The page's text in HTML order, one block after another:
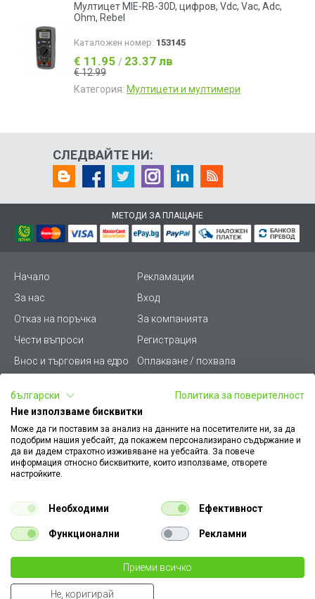
€ 21.99
43.01 лв
Мултицет MIE-RB-30D, цифров, Vdc, Vac, Adc,
Ohm, Rebel
Каталожен номер: 153145
€ 11.95 / 23.37 лв
€ 12.99
Категория: Мултицети и мултимери
СЛЕДВАЙТЕ НИ:
МЕТОДИ ЗА ПЛАЩАНЕ
Начало
Рекламации
За нас
Вход
Отказ на поръчка
За компанията
Чести въпроси
Регистрация
Внос и търговия на едро
Оплакване / похвала
Условия за ползване
Стани дистрибутор
КЗП
Карта на сайта
Кариери
Как да намеря документ
към поръчка
Платформа за AРС
Конфигуратор за ел.
ключове и контакти
Уважаеми Клиенти, моля да имате предвид, че всички изображения на
нашия сайт са илюстративни,
те могат да се различават от действителния изглед на продукта без това да
променя неговите технически характеристики по някакъв начин.
български
Политика за поверителност
Ние използваме бисквитки
Може да ги поставим за анализ на данните на посетителите ни, за да
подобрим нашия уебсайт, да покажем персонализирано съдържание и
да ви дадем страхотно изживяване на уебсайта. За повече
информация относно бисквитките, които използваме, отворете
настройките.
Необходими Ефективност
Функционални Рекламни
Приеми всичко
Не, коригирай